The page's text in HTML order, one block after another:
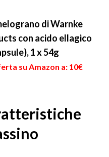
di Warnke
con acido ellagico
1 x 54g
su Amazon a: 10€